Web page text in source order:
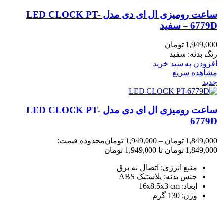
ساعت رومیزی ال ای دی مدل LED CLOCK PT-
6779D – سفید
1,949,000 تومان
رنگ بدنه: سفید
افزودن به سبد خرید
مشاهده سریع
جدید
ساعت رومیزی ال ای دی مدل LED CLOCK PT-
6779D
1,849,000 تومان –
1,949,000 تومانمحدوده قیمت:
1,849,000 تومان تا 1,949,000 تومان
منبع انرژی: اتصال به برق
جنس بدنه: پلاستیک ABS
ابعاد: 16x8.5x3 cm
وزن: 130 گرم